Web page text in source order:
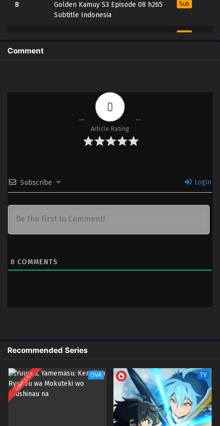
8
Golden Kamuy S3 Episode 08 h265
Subtitle Indonesia
Sub
Golden Kamuy S3 Episode 05 h265
Subtitle Indonesia
Golden Kamuy S3 Episode 04 h265
Subtitle Indonesia
1
Golden Kamuy S3 Episode 01 h265
Comment
0
Article Rating
Subscribe Login
0 COMMENTS
Recommended Series
COMPLETED OVA TV